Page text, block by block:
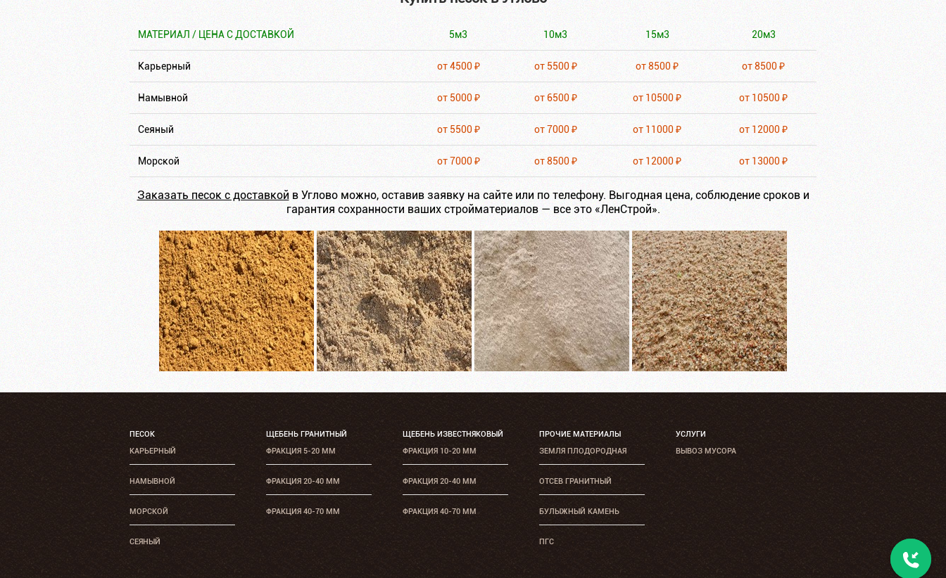
МАТЕРИАЛ / ЦЕНА С ДОСТАВКОЙ 5м3 10м3 15м3 20м3
Карьерный от 4500 ₽ от 5500 ₽ от 8500 ₽ от 8500 ₽
Намывной от 5000 ₽ от 6500 ₽ от 10500 ₽ от 10500 ₽
Сеяный от 5500 ₽ от 7000 ₽ от 11000 ₽ от 12000 ₽
Морской от 7000 ₽ от 8500 ₽ от 12000 ₽ от 13000 ₽
Заказать песок с доставкой в Углово можно, оставив заявку на сайте или по телефону. Выгодная цена, соблюдение сроков и
гарантия сохранности ваших стройматериалов — все это «ЛенСтрой».
ПЕСОК
КАРЬЕРНЫЙ
НАМЫВНОЙ
МОРСКОЙ
СЕЯНЫЙ
ЩЕБЕНЬ ГРАНИТНЫЙ
ФРАКЦИЯ 5-20 ММ
ФРАКЦИЯ 20-40 ММ
ФРАКЦИЯ 40-70 ММ
ЩЕБЕНЬ ИЗВЕСТНЯКОВЫЙ
ФРАКЦИЯ 10-20 ММ
ФРАКЦИЯ 20-40 ММ
ФРАКЦИЯ 40-70 ММ
ПРОЧИЕ МАТЕРИАЛЫ
ЗЕМЛЯ ПЛОДОРОДНАЯ
ОТСЕВ ГРАНИТНЫЙ
БУЛЫЖНЫЙ КАМЕНЬ
ПГС
УСЛУГИ
ВЫВОЗ МУСОРА